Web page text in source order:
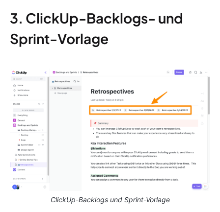
3. ClickUp-Backlogs- und
Sprint-Vorlage
ClickUp-Backlogs und Sprint-Vorlage